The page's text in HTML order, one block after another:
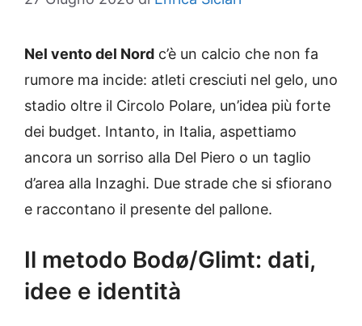
Nel vento del Nord c’è un calcio che non fa
rumore ma incide: atleti cresciuti nel gelo, uno
stadio oltre il Circolo Polare, un’idea più forte
dei budget. Intanto, in Italia, aspettiamo
ancora un sorriso alla Del Piero o un taglio
d’area alla Inzaghi. Due strade che si sfiorano
e raccontano il presente del pallone.
Il metodo Bodø/Glimt: dati,
idee e identità